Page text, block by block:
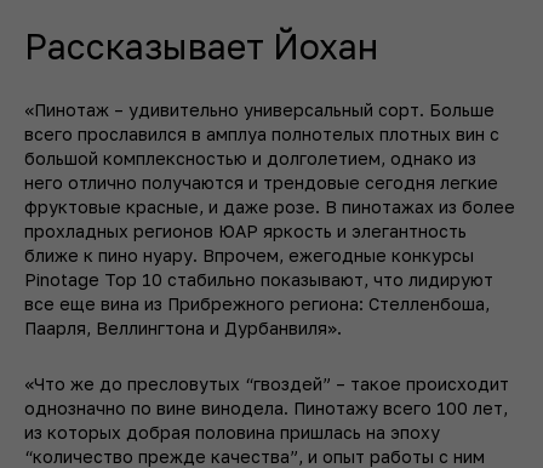
Рассказывает Йохан
«Пинотаж – удивительно универсальный сорт. Больше
всего прославился в амплуа полнотелых плотных вин с
большой комплексностью и долголетием, однако из
него отлично получаются и трендовые сегодня легкие
фруктовые красные, и даже розе. В пинотажах из более
прохладных регионов ЮАР яркость и элегантность
ближе к пино нуару. Впрочем, ежегодные конкурсы
Pinotage Top 10 стабильно показывают, что лидируют
все еще вина из Прибрежного региона: Стелленбоша,
Паарля, Веллингтона и Дурбанвиля».
«Что же до пресловутых “гвоздей” – такое происходит
однозначно по вине винодела. Пинотажу всего 100 лет,
из которых добрая половина пришлась на эпоху
“количество прежде качества”, и опыт работы с ним